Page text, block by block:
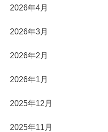
2026年4月
2026年3月
2026年2月
2026年1月
2025年12月
2025年11月